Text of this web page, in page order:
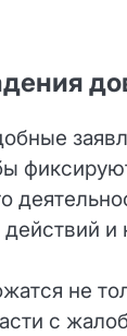
и
не
с